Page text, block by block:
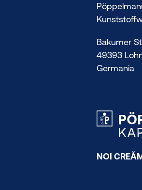
Bakumer
49393
Germania
NOI